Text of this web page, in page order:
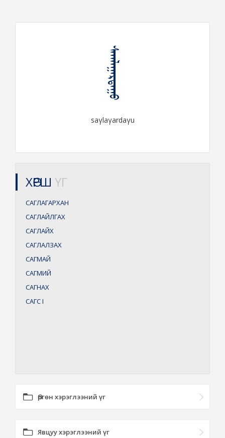
ᠰᠠᠭᠯᠠᠭᠠᠷᠳᠠᠭᠤ
saγlaγardaγu
ХӨРШ ҮГ
САГЛАГАРХАН
САГЛАЙЛГАХ
САГЛАЙХ
САГЛАЛЗАХ
САГМАЙ
САГМИЙ
САГНАХ
САГСI
Өргөн хэрэглээний үг
Явцуу хэрэглээний үг